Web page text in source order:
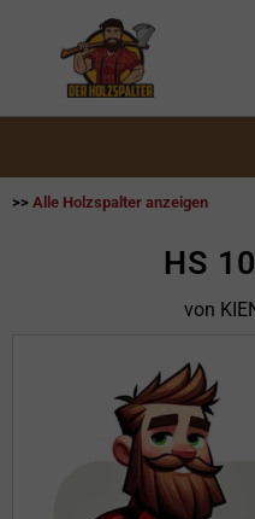
>> Alle Holzspalter anzeigen
HS
von